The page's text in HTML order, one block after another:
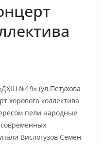
№19» (ул.Петухова
хорового коллектива
пели народные
Вислогузов Семен,